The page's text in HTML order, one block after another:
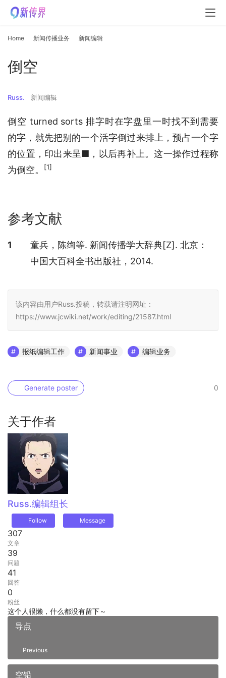
Home 新闻传播业务 新闻编辑
倒空
Russ. 新闻编辑
倒空 turned sorts 排字时在字盘里一时找不到需要
的字，就先把别的一个活字倒过来排上，预占一个字
的位置，印出来呈■，以后再补上。这一操作过程称
为倒空。
[1]
参考文献
参考文献
1
童兵，陈绚等. 新闻传播学大辞典[Z]. 北京：
中国大百科全书出版社，2014.
该内容由用户Russ.投稿，转载请注明网址：
https://www.jcwiki.net/work/editing/21587.html
报纸编辑工作 新闻事业 编辑业务
0
Generate poster
关于作者
Russ.编辑组长
Follow Message
307
文章
39
问题
41
回答
0
粉丝
这个人很懒，什么都没有留下～
导点
Previous
空铅